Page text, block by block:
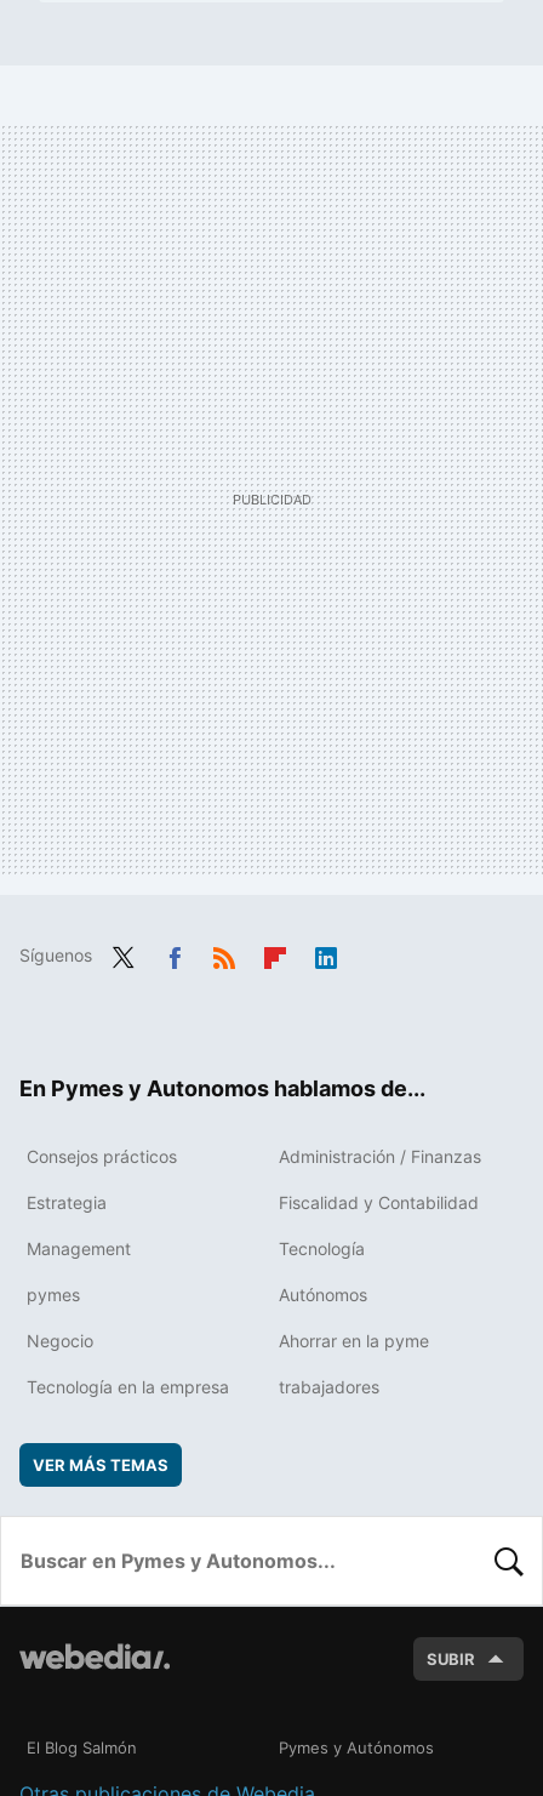
Síguenos
En Pymes y Autonomos hablamos de...
Consejos prácticos Administración / Finanzas
Estrategia Fiscalidad y Contabilidad
Management Tecnología
pymes Autónomos
Negocio Ahorrar en la pyme
Tecnología en la empresa trabajadores
VER MÁS TEMAS
SUBIR
El Blog Salmón Pymes y Autónomos